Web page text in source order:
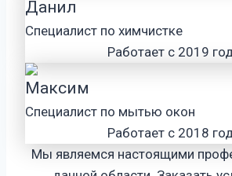
Данил
Специалист по химчистке
Работает с 2019
Максим
Специалист по мытью окон
Работает с 2018
Мы являемся настоящими